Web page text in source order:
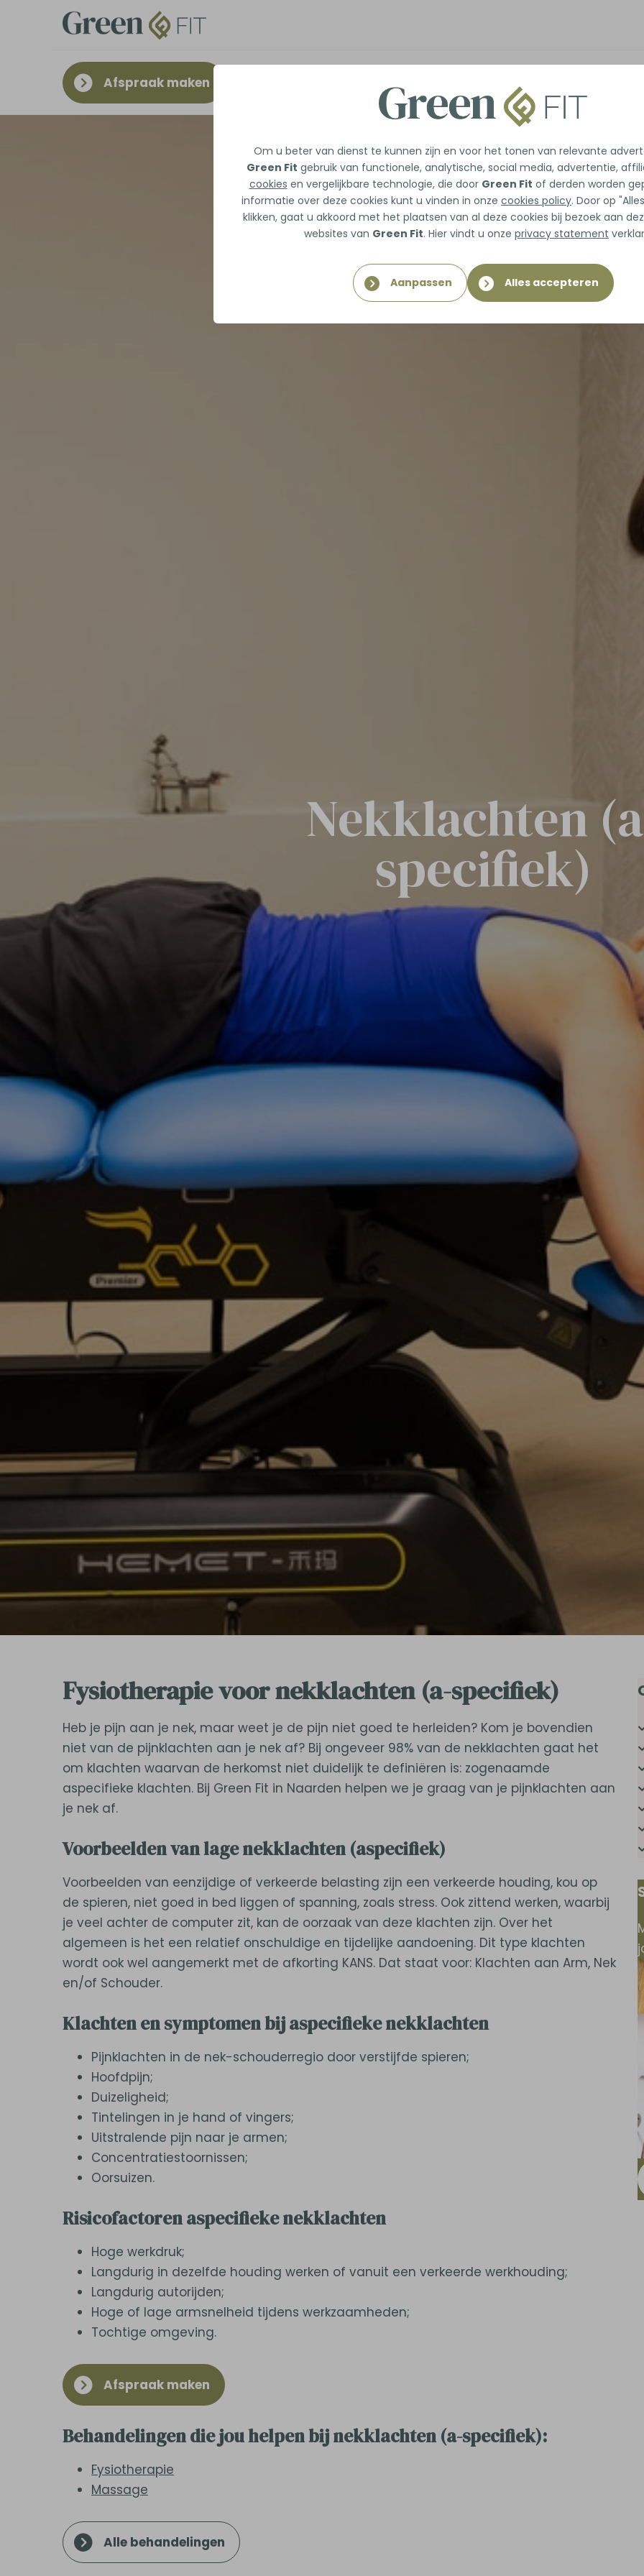
Om u beter van dienst te kunnen zijn en voor het tonen van relevante
Green Fit gebruik van functionele, analytische, social media, advertentie,
cookies en vergelijkbare technologie, die door Green Fit of derden worden
informatie over deze cookies kunt u vinden in onze cookies policy. Door op
klikken, gaat u akkoord met het plaatsen van al deze cookies bij bezoek aan
websites van Green Fit. Hier vindt u onze privacy statement
Aanpassen Alles accepteren
Afspraak maken
Nekklachten
specifiek)
Fysiotherapie voor nekklachten (a-specifiek)
Heb je pijn aan je nek, maar weet je de pijn niet goed te herleiden? Kom je bovendien
niet van de pijnklachten aan je nek af? Bij ongeveer 98% van de nekklachten gaat het
om klachten waarvan de herkomst niet duidelijk te definiëren is: zogenaamde
aspecifieke klachten. Bij Green Fit in Naarden helpen we je graag van je pijnklachten aan
je nek af.
Voorbeelden van lage nekklachten (aspecifiek)
Voorbeelden van eenzijdige of verkeerde belasting zijn een verkeerde houding, kou op
de spieren, niet goed in bed liggen of spanning, zoals stress. Ook zittend werken, waarbij
je veel achter de computer zit, kan de oorzaak van deze klachten zijn. Over het
algemeen is het een relatief onschuldige en tijdelijke aandoening. Dit type klachten
wordt ook wel aangemerkt met de afkorting KANS. Dat staat voor: Klachten aan Arm, Nek
en/of Schouder.
Klachten en symptomen bij aspecifieke nekklachten
Pijnklachten in de nek-schouderregio door verstijfde spieren;
Hoofdpijn;
Duizeligheid;
Tintelingen in je hand of vingers;
Uitstralende pijn naar je armen;
Concentratiestoornissen;
Oorsuizen.
Risicofactoren aspecifieke nekklachten
Hoge werkdruk;
Langdurig in dezelfde houding werken of vanuit een verkeerde werkhouding;
Langdurig autorijden;
Hoge of lage armsnelheid tijdens werkzaamheden;
Tochtige omgeving.
Afspraak maken
Behandelingen die jou helpen bij nekklachten (a-specifiek):
Fysiotherapie
Massage
Alle behandelingen